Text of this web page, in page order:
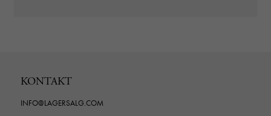
KONTAKT
INFO@LAGERSALG.COM